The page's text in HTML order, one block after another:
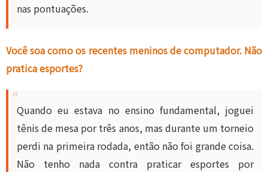
nas pontuações.
Você soa como os recentes meninos de computador. Não
pratica esportes?
Quando eu estava no ensino fundamental, joguei
tênis de mesa por três anos, mas durante um torneio
perdi na primeira rodada, então não foi grande coisa.
Não tenho nada contra praticar esportes por